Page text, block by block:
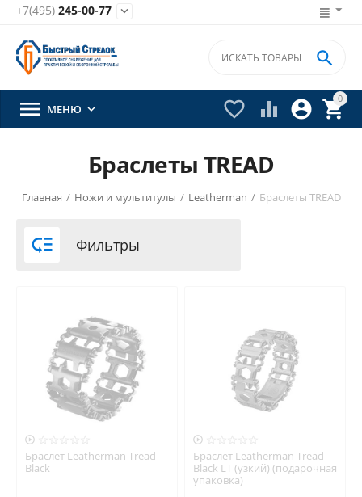
+7(495) 245-00-77 
0


 

 МЕНЮ 
Браслеты TREAD
Главная / Ножи и мультитулы / Leatherman / Браслеты TREAD
 Фильтры

Браслет Leatherman Tread
Black

Браслет Leatherman Tread
Black LT (узкий) (подарочная
упаковка)